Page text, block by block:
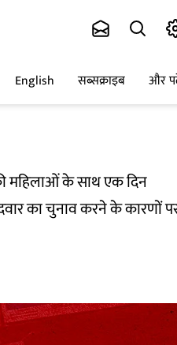
English सब्सक्राइब और
महिलाओं के साथ एक दिन
का चुनाव करने के कारणों